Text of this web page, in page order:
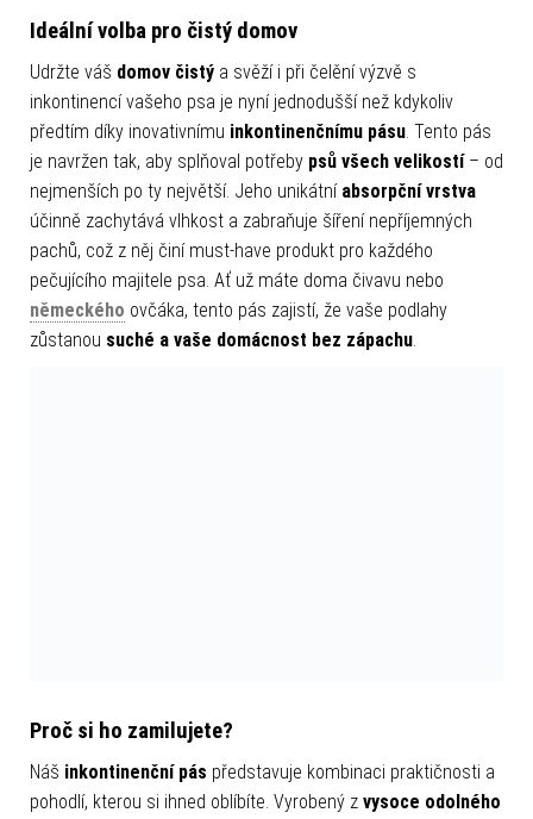
Ideální volba pro čistý domov
Udržte váš domov čistý a svěží i při čelění výzvě s
inkontinencí vašeho psa je nyní jednodušší než kdykoliv
předtím díky inovativnímu inkontinenčnímu pásu. Tento pás
je navržen tak, aby splňoval potřeby psů všech velikostí– od
nejmenších po ty největší. Jeho unikátní absorpční vrstva
účinně zachytává vlhkost a zabraňuje šíření nepříjemných
pachů, což z něj činí must-have produkt pro každého
pečujícího majitele psa. Ať už máte doma čivavu nebo
německého ovčáka, tento pás zajistí, že vaše podlahy
zůstanou suché a vaše domácnost bez zápachu.
Proč si ho zamilujete?
Náš inkontinenční pás představuje kombinaci praktičnosti a
pohodlí, kterou si ihned oblíbíte. Vyrobený z vysoce odolného